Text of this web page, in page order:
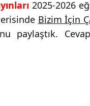
2025-2026
Bizim İçin
paylaştık.